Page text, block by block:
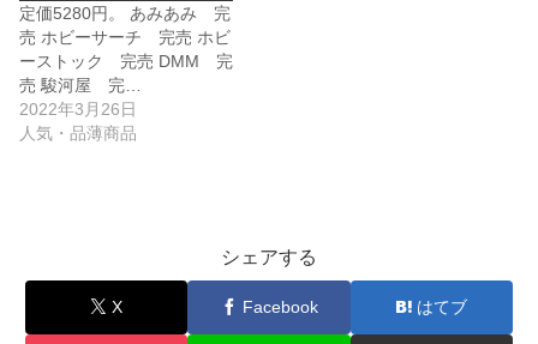
定価5280円。 あみあみ 完
売 ホビーサーチ 完売 ホビ
ーストック 完売 DMM 完
売 駿河屋 完…
2022年3月26日
人気・品薄商品
シェアする
X Facebook はてブ